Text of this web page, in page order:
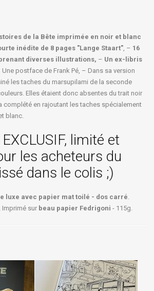
de la Bête imprimée en noir et blanc
inédite de 8 pages "Lange Staart" , – 16
diverses illustrations, – Un ex-libris
Une postface de Frank Pé, – Dans sa version
les taches du marsupilami de la seconde
Elles étaient donc absentes du trait noir
complété en rajoutant les taches spécialement
blanc.
limité et
les acheteurs du
dans le colis ;)
luxe avec papier mat toilé - dos carré
, Imprimé sur beau papier Fedrigoni - 115g.